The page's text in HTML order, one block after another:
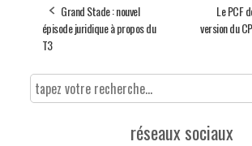
Grand Stade : nouvel
épisode juridique à propos du
T3
Le PCF
version du
réseaux sociaux